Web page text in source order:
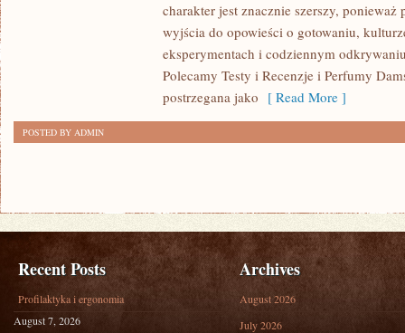
PERFUMERYJNEcharakter jest znacznie szerszy,
wyjścia do opowieści o gotowaniu,
eksperymentach i codziennym
Polecamy Testy i Recenzje i Perfumy
postrzegana jako [ Read More ]
POSTED BY ADMIN
Recent Posts
Profilaktyka i ergonomia
August 7, 2026
Archives
August 2026
July 2026